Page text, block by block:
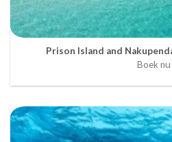
Prison Island and
Boek nu